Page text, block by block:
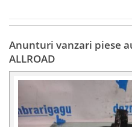
Anunturi vanzari piese
ALLROAD